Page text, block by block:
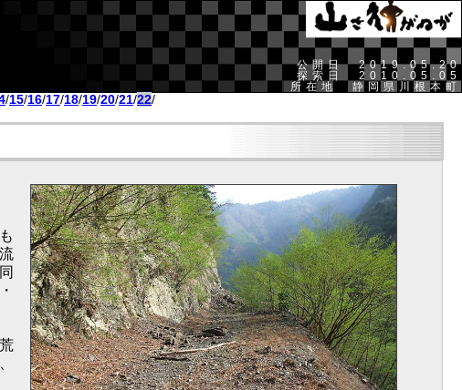
公開日 2019.05.20
探索日 2010.05.05
所在地 静岡県川根本町
/15/16/17/18/19/20/21/22/